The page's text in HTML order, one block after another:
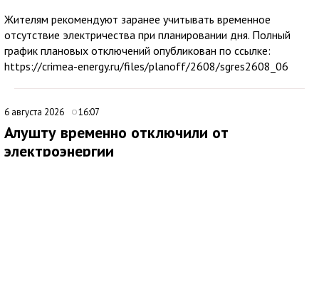
Жителям рекомендуют заранее учитывать временное
отсутствие электричества при планировании дня. Полный
график плановых отключений опубликован по ссылке:
https://crimea-energy.ru/files/planoff/2608/sgres2608_06
6 августа 2026 16:07
Алушту временно отключили от
электроэнергии